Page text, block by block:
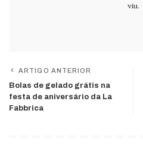
viu.
ARTIGO ANTERIOR
Bolas de gelado grátis na
festa de aniversário da La
Fabbrica